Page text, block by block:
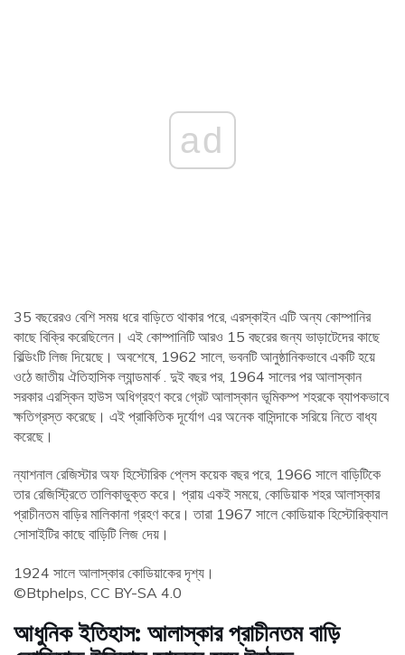
ad
35 বছরেরও বেশি সময় ধরে বাড়িতে থাকার পরে, এরস্কাইন এটি অন্য কোম্পানির
কাছে বিক্রি করেছিলেন। এই কোম্পানিটি আরও 15 বছরের জন্য ভাড়াটেদের কাছে
বিল্ডিংটি লিজ দিয়েছে। অবশেষে, 1962 সালে, ভবনটি আনুষ্ঠানিকভাবে একটি হয়ে
ওঠে জাতীয় ঐতিহাসিক ল্যান্ডমার্ক . দুই বছর পর, 1964 সালের পর আলাস্কান
সরকার এরস্কিন হাউস অধিগ্রহণ করে গ্রেট আলাস্কান ভূমিকম্প শহরকে ব্যাপকভাবে
ক্ষতিগ্রস্ত করেছে। এই প্রাকিতিক দূর্যোগ এর অনেক বাসিন্দাকে সরিয়ে নিতে বাধ্য
করেছে।
ন্যাশনাল রেজিস্টার অফ হিস্টোরিক প্লেস কয়েক বছর পরে, 1966 সালে বাড়িটিকে
তার রেজিস্ট্রিতে তালিকাভুক্ত করে। প্রায় একই সময়ে, কোডিয়াক শহর আলাস্কার
প্রাচীনতম বাড়ির মালিকানা গ্রহণ করে। তারা 1967 সালে কোডিয়াক হিস্টোরিক্যাল
সোসাইটির কাছে বাড়িটি লিজ দেয়।
1924 সালে আলাস্কার কোডিয়াকের দৃশ্য।
©Btphelps, CC BY-SA 4.0
আধুনিক ইতিহাস: আলাস্কার প্রাচীনতম বাড়ি